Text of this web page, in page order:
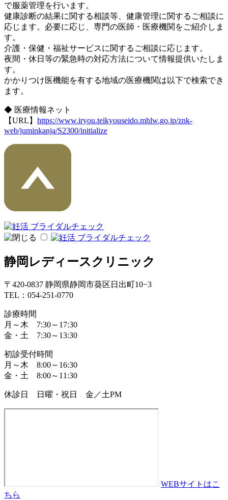
で服薬管理を行います。
健康診断の結果に関する相談等、健康管理に関するご相談に
応じます。必要に応じ、専門の医師・医療機関をご紹介しま
す。
介護・保健・福祉サービスに関するご相談に応じます。
夜間・休日等の緊急時の対応方法について情報提供いたしま
す。
かかりつけ医機能を有する地域の医療機関は以下で検索でき
ます。
◆ 医療情報ネット
【URL】 https://www.iryou.teikyouseido.mhlw.go.jp/znk-
web/juminkanja/S2300/initialize
静岡レディースクリニック
〒420-0837 静岡県静岡市葵区日出町10−3
TEL：054-251-0770
診療時間
月～木 7:30～17:30
金・土 7:30～13:30
初診受付時間
月～木 8:00～16:30
金・土 8:00～11:30
休診日 日曜・祝日 金／土PM
WEBサイトはこ
ちら